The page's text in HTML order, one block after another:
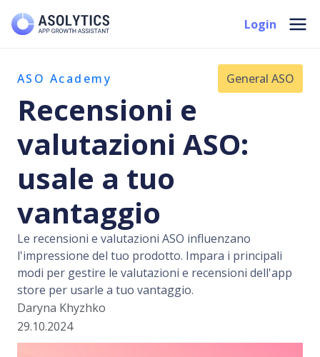
Login
ASO Academy General ASO
Recensioni e
valutazioni ASO:
usale a tuo
vantaggio
Le recensioni e valutazioni ASO influenzano
l'impressione del tuo prodotto. Impara i principali
modi per gestire le valutazioni e recensioni dell'app
store per usarle a tuo vantaggio.
Daryna Khyzhko
29.10.2024